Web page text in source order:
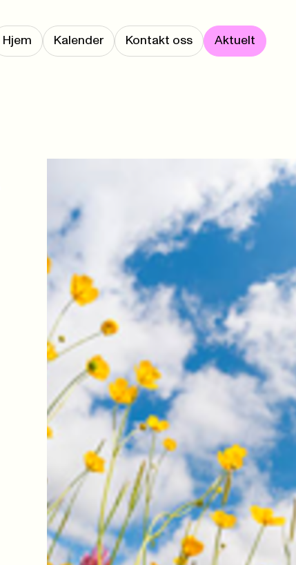
Hjem Kalender Kontakt oss Aktuelt